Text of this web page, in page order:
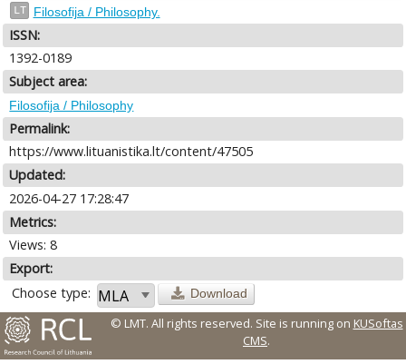
LT Filosofija / Philosophy.
ISSN:
1392-0189
Subject area:
Filosofija / Philosophy
Permalink:
https://www.lituanistika.lt/content/47505
Updated:
2026-04-27 17:28:47
Metrics:
Views: 8
Export:
Choose type:
Download
© LMT. All rights reserved. Site is running on KUSoftas
CMS.